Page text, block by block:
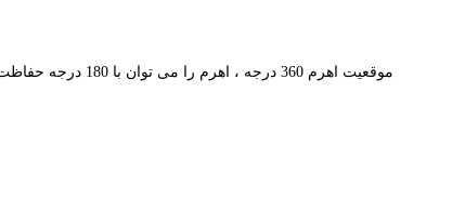
موقعیت اهرم 360 درجه ، اهرم را می توان با 180 درجه حفاظت ورودی کابل IP652 M20 x 1.5 جابجا کرد.